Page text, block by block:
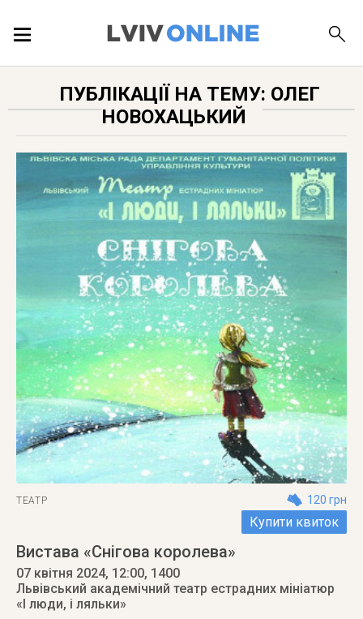
ПУБЛІКАЦІЇ
ДОВІДКА
ПУБЛІКАЦІЇ НА ТЕМУ: ОЛЕГ
НОВОХАЦЬКИЙ
ТЕАТР 120 грн
Купити квиток
Вистава «Снігова королева»
07 квітня 2024, 12:00, 1400
Львівський академічний театр естрадних мініатюр
«І люди, і ляльки»